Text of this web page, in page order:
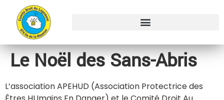
Le Noël des Sans-Abris
L’association APEHUD (Association Protectrice des